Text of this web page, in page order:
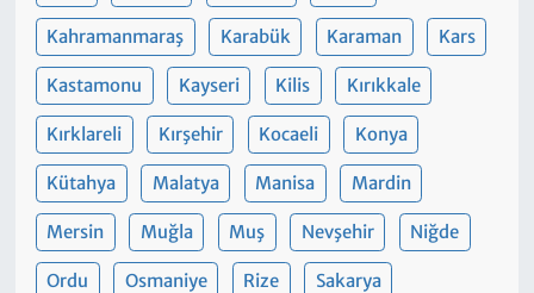
Kahramanmaraş Karabük Karaman Kars
Kastamonu Kayseri Kilis Kırıkkale
Kırklareli Kırşehir Kocaeli Konya
Kütahya Malatya Manisa Mardin
Mersin Muğla Muş Nevşehir Niğde
Ordu Osmaniye Rize Sakarya